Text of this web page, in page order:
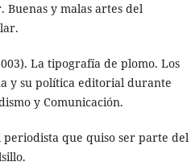
Buenas y malas artes del
La tipografía de plomo. Los
y su política editorial durante
y Comunicación.
periodista que quiso ser parte del